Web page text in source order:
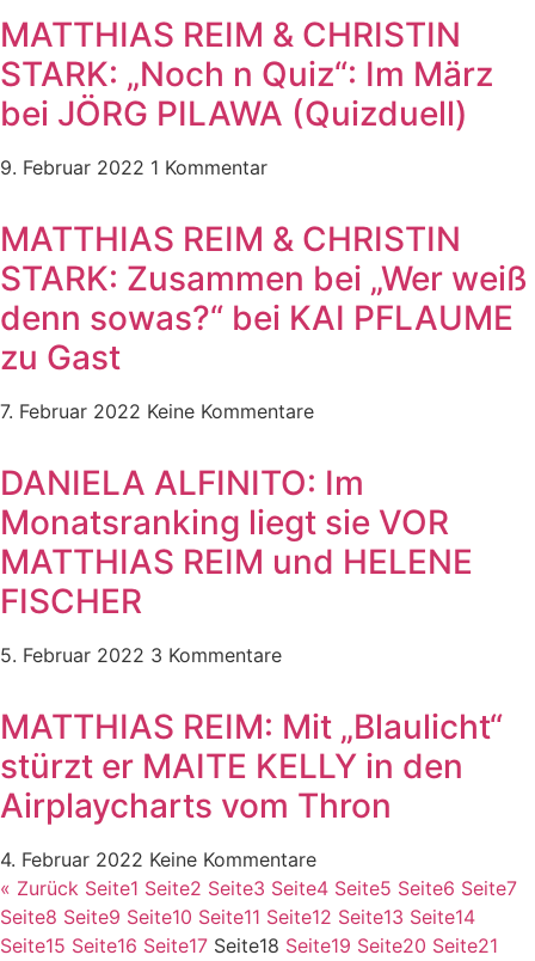
MATTHIAS REIM & CHRISTIN
STARK: „Noch n Quiz“: Im März
bei JÖRG PILAWA (Quizduell)
9. Februar 2022 1 Kommentar
MATTHIAS REIM & CHRISTIN
STARK: Zusammen bei „Wer weiß
denn sowas?“ bei KAI PFLAUME
zu Gast
7. Februar 2022 Keine Kommentare
DANIELA ALFINITO: Im
Monatsranking liegt sie VOR
MATTHIAS REIM und HELENE
FISCHER
5. Februar 2022 3 Kommentare
MATTHIAS REIM: Mit „Blaulicht“
stürzt er MAITE KELLY in den
Airplaycharts vom Thron
4. Februar 2022 Keine Kommentare
« Zurück Seite1 Seite2 Seite3 Seite4 Seite5 Seite6 Seite7
Seite8 Seite9 Seite10 Seite11 Seite12 Seite13 Seite14
Seite15 Seite16 Seite17 Seite18 Seite19 Seite20 Seite21